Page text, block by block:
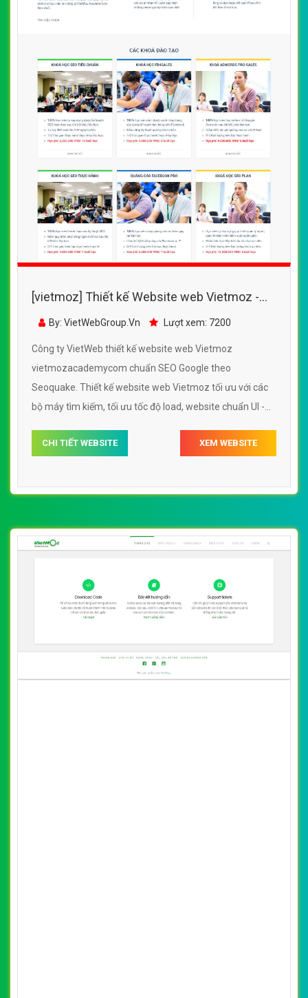
[vietmoz] Thiết kế Website web Vietmoz -
vietmozacademycom
By: VietWebGroup.Vn Lượt xem: 7200
Công ty VietWeb thiết kế website web Vietmoz
vietmozacademycom chuẩn SEO Google theo
Seoquake. Thiết kế website web Vietmoz tối ưu với các
bộ máy tìm kiếm, tối ưu tốc độ load, website chuẩn UI -
Vietmoz vietmozacademycom
CHI TIẾT WEBSITE XEM WEBSITE